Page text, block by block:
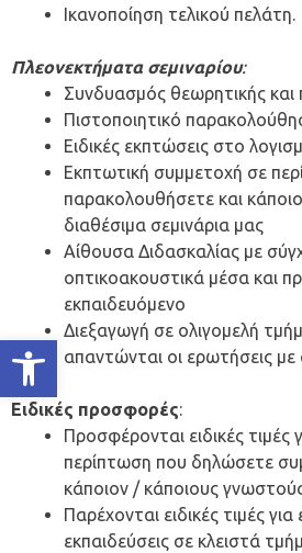
Ανοίξτε τη γραμμή εργαλείων
Ικανοποίηση τελικού πελάτη.
Πλεονεκτήματα σεμιναρίου:
Συνδυασμός θεωρητικής και
Πιστοποιητικό
Ειδικές εκπτώσεις στο
Εκπτωτική συμμετοχή σε
παρακολουθήσετε και
διαθέσιμα σεμινάρια μας
Αίθουσα Διδασκαλίας με
οπτικοακουστικά μέσα και
εκπαιδευόμενο
Διεξαγωγή σε ολιγομελή
απαντώνται οι ερωτήσεις
Ειδικές προσφορές:
Προσφέρονται ειδικές τιμές
περίπτωση που δηλώσετε
κάποιον / κάποιους
Παρέχονται ειδικές τιμές για
εκπαιδεύσεις σε κλειστά